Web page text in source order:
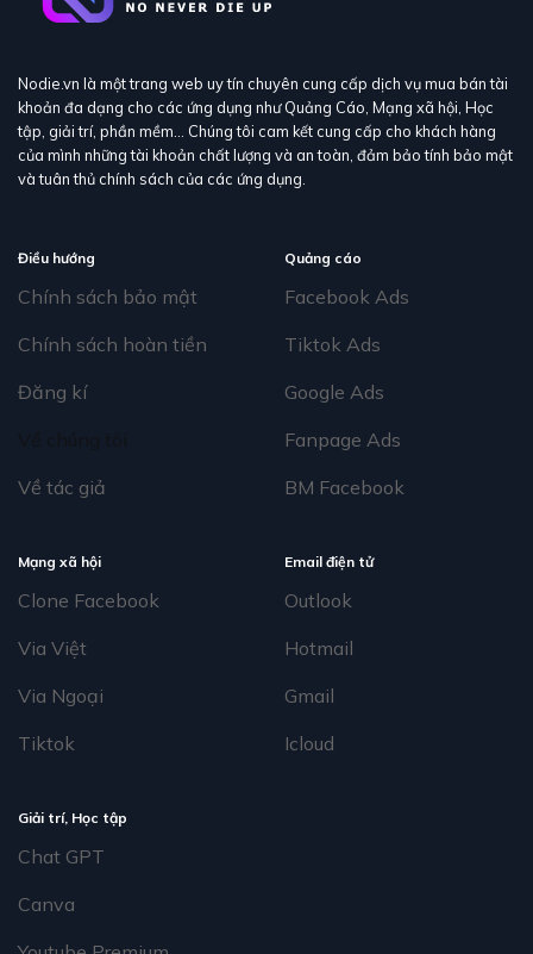
Nodie.vn là một trang web uy tín chuyên cung cấp dịch vụ mua bán tài
khoản đa dạng cho các ứng dụng như Quảng Cáo, Mạng xã hội, Học
tập, giải trí, phần mềm… Chúng tôi cam kết cung cấp cho khách hàng
của mình những tài khoản chất lượng và an toàn, đảm bảo tính bảo mật
và tuân thủ chính sách của các ứng dụng.
Điều hướng
Chính sách bảo mật
Chính sách hoàn tiền
Đăng kí
Về tác giả
Quảng cáo
Facebook Ads
Tiktok Ads
Google Ads
Fanpage Ads
BM Facebook
Mạng xã hội
Clone Facebook
Via Việt
Via Ngoại
Tiktok
Email điện tử
Outlook
Hotmail
Gmail
Icloud
Giải trí, Học tập
Chat GPT
Canva